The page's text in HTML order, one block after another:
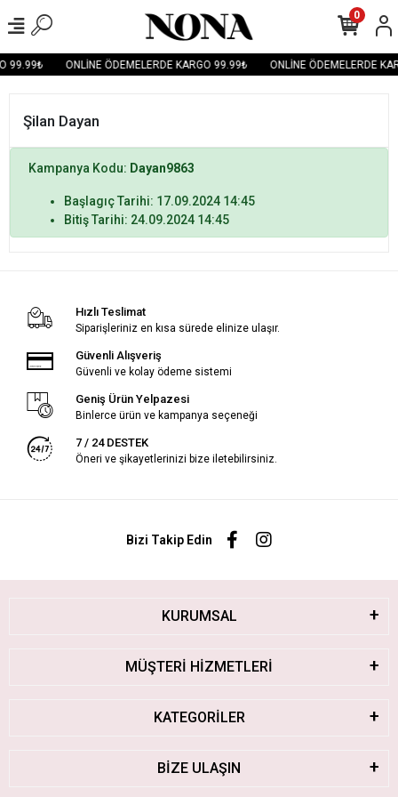
99.99₺ ONLİNE ÖDEMELERDE KARGO 99.99₺ ONLİNE ÖDEMELERDE
0
Şilan Dayan
Kampanya Kodu: Dayan9863
Başlagıç Tarihi: 17.09.2024 14:45
Bitiş Tarihi: 24.09.2024 14:45
Hızlı Teslimat
Siparişleriniz en kısa sürede elinize ulaşır.
Güvenli Alışveriş
Güvenli ve kolay ödeme sistemi
Geniş Ürün Yelpazesi
Binlerce ürün ve kampanya seçeneği
7 / 24 DESTEK
Öneri ve şikayetlerinizi bize iletebilirsiniz.
Bizi Takip Edin
KURUMSAL
MÜŞTERİ HİZMETLERİ
KATEGORİLER
BİZE ULAŞIN